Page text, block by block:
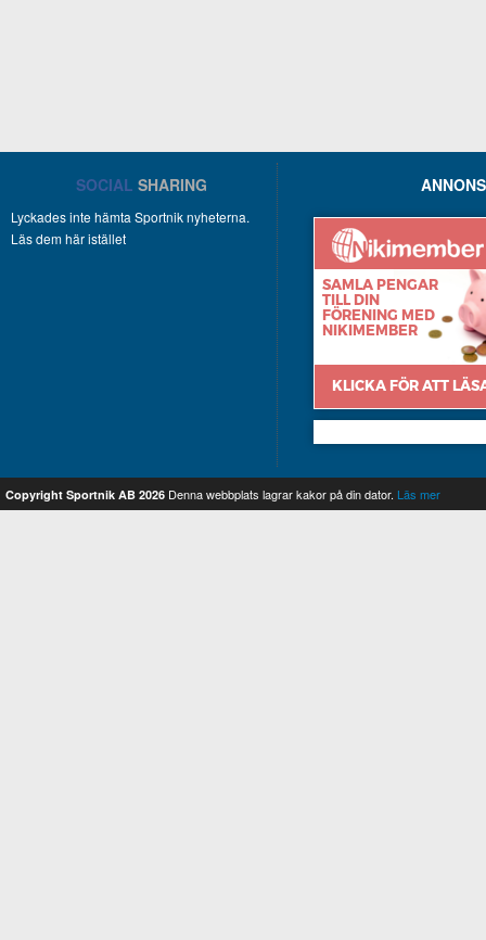
SOCIAL SHARING
Lyckades inte hämta Sportnik nyheterna.
Läs dem här istället
Copyright Sportnik AB 2026 Denna webbplats lagrar kakor på din dator. Läs mer